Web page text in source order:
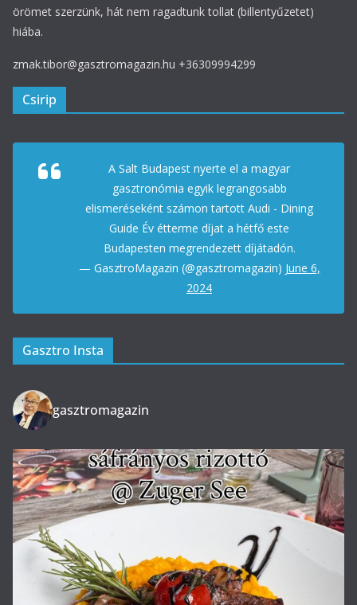
örömet szerzünk, hát nem ragadtunk tollat (billentyűzetet)
hiába.
zmak.tibor@gasztromagazin.hu +36309994299
Csirip
A Salt Budapest nyerte el a magyar
gasztronómia egyik legrangosabb
elismeréseként számon tartott Audi - Dining
Guide Év étterme díjat a hétfő este
Budapesten megrendezett díjátadón.
— GasztroMagazin (@gasztromagazin) June 6,
2024
Gasztro Insta
gasztromagazin